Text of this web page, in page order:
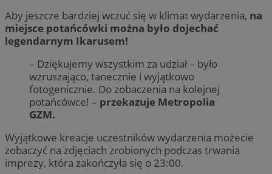
Aby jeszcze bardziej wczuć się w klimat wydarzenia, na
miejsce potańcówki można było dojechać
legendarnym Ikarusem!
– Dziękujemy wszystkim za udział – było
wzruszająco, tanecznie i wyjątkowo
fotogenicznie. Do zobaczenia na kolejnej
potańcówce! – przekazuje Metropolia
GZM.
Wyjątkowe kreacje uczestników wydarzenia możecie
zobaczyć na zdjęciach zrobionych podczas trwania
imprezy, która zakończyła się o 23:00.